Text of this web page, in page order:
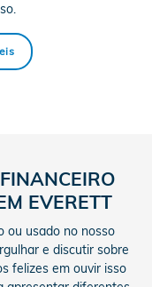
EVERETT
ou usado no nosso
e discutir sobre
felizes em ouvir isso